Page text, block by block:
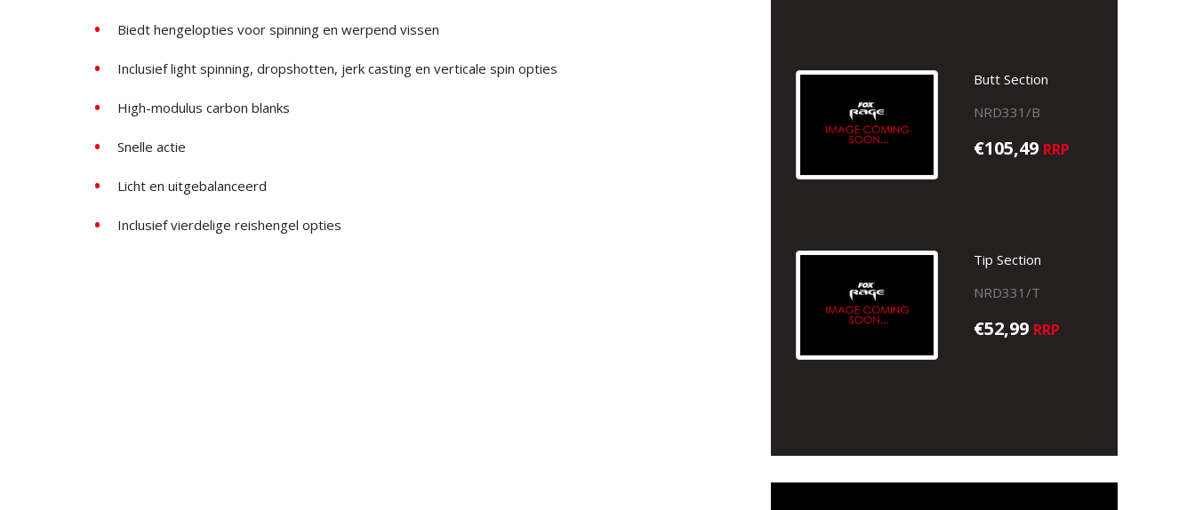
Biedt hengelopties voor spinning en werpend vissen
Inclusief light spinning, dropshotten, jerk casting en verticale spin opties
High-modulus carbon blanks
Snelle actie
Licht en uitgebalanceerd
Inclusief vierdelige reishengel opties
Butt Section
NRD331/B
€105,49 RRP
Tip Section
NRD331/T
€52,99 RRP